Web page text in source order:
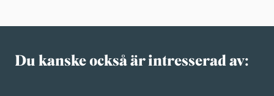
Du kanske också är intresserad av: